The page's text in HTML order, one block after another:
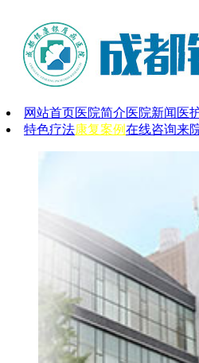
网站首页医院简介医院新闻 医
特色疗法康复案例在线咨询来